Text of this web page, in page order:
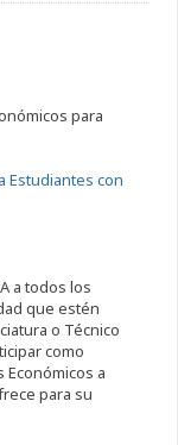
para
Estudiantes con
a todos los
que estén
o Técnico
como
a
para su